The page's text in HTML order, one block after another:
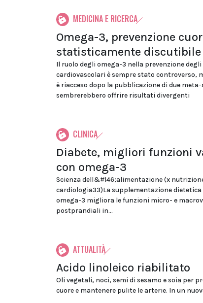
MEDICINA E RICERCA
Omega-3, prevenzione
statisticamente discutibile
Il ruolo degli omega-3 nella prevenzione degli
cardiovascolari è sempre stato controverso,
è riacceso dopo la pubblicazione di due
sembrerebbero offrire risultati divergenti
CLINICA
Diabete, migliori funzioni
con omega-3
Scienza dell&#146;alimentazione (x
cardiologia33)La supplementazione dietetica
omega-3 migliora le funzioni micro- e
postprandiali in...
ATTUALITÀ
Acido linoleico riabilitato
Oli vegetali, noci, semi di sesamo e soia per
cuore e mantenere pulite le arterie. In un